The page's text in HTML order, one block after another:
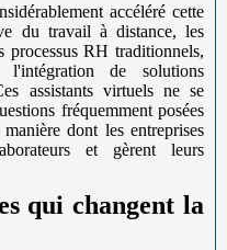
accéléré cette
du travail à distance, les
processus RH traditionnels,
de solutions
assistants virtuels ne se
fréquemment posées
dont les entreprises
et gèrent leurs
qui changent la